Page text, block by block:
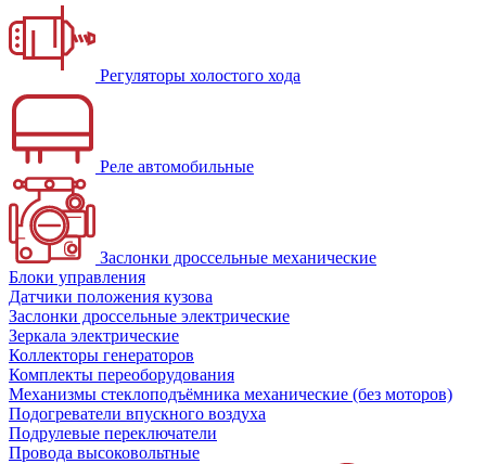
Регуляторы холостого хода
Реле автомобильные
Заслонки дроссельные механические
Блоки управления
Датчики положения кузова
Заслонки дроссельные электрические
Зеркала электрические
Коллекторы генераторов
Комплекты переоборудования
Механизмы стеклоподъёмника механические (без моторов)
Подогреватели впускного воздуха
Подрулевые переключатели
Провода высоковольтные